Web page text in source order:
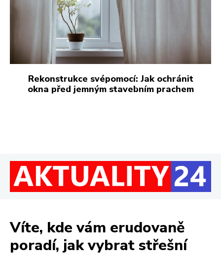
Rekonstrukce svépomocí: Jak ochránit
okna před jemným stavebním prachem